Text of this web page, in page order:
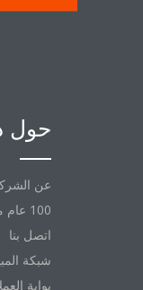
حول
عن
100 عام مع Daikin
اتصل بنا
شبكة
بوابة